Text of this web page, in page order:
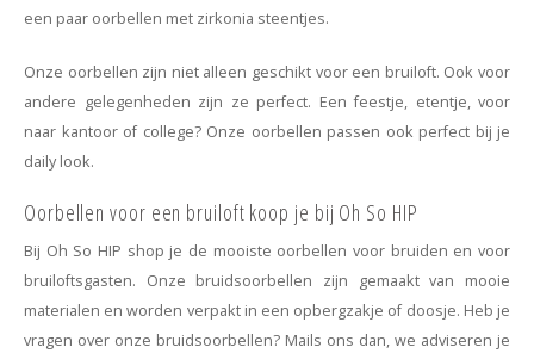
een paar oorbellen met zirkonia steentjes.
Onze oorbellen zijn niet alleen geschikt voor een bruiloft. Ook voor
andere gelegenheden zijn ze perfect. Een feestje, etentje, voor
naar kantoor of college? Onze oorbellen passen ook perfect bij je
daily look.
Oorbellen voor een bruiloft koop je bij Oh So HIP
Bij Oh So HIP shop je de mooiste oorbellen voor bruiden en voor
bruiloftsgasten. Onze bruidsoorbellen zijn gemaakt van mooie
materialen en worden verpakt in een opbergzakje of doosje. Heb je
vragen over onze bruidsoorbellen? Mails ons dan, we adviseren je